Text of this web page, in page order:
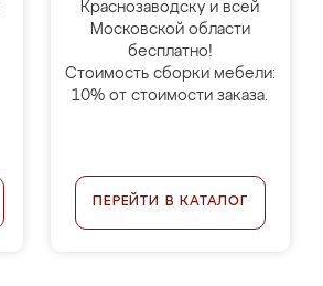
Краснозаводску и всей
Московской области
бесплатно!
Стоимость сборки мебели:
10% от стоимости заказа.
ПЕРЕЙТИ В КАТАЛОГ